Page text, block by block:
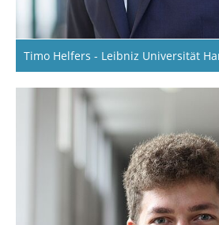
Timo Helfers - Leibniz Universität